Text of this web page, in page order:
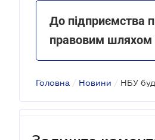
До підприємства
правовим шляхом
Головна / Новини /